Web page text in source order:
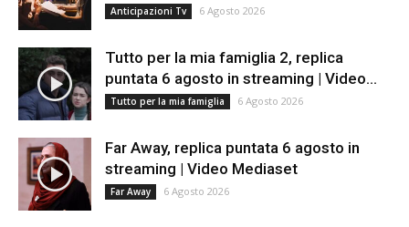
Anticipazioni Tv 6 Agosto 2026
Tutto per la mia famiglia 2, replica
puntata 6 agosto in streaming | Video...
Tutto per la mia famiglia 6 Agosto 2026
Far Away, replica puntata 6 agosto in
streaming | Video Mediaset
Far Away 6 Agosto 2026